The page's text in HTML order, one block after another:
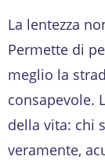
La lentezza
Permette di
meglio la
consapevole.
della vita: chi
veramente,